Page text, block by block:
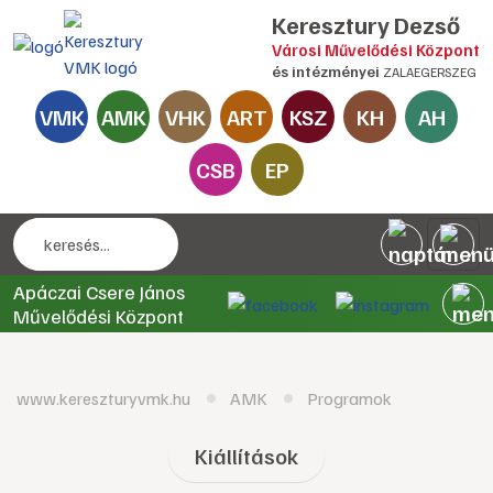
Keresztury Dezső
Városi Művelődési Központ
és intézményei ZALAEGERSZEG
VMK AMK VHK ART KSZ KH
AH
CSB
EP
Apáczai Csere János
Művelődési Központ
www.kereszturyvmk.hu AMK Programok
Kiállítások